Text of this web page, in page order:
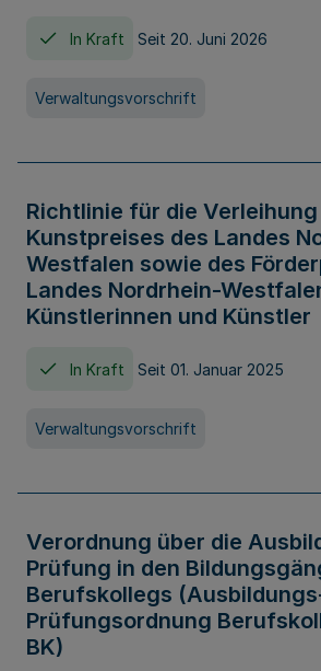
In Kraft Seit 20. Juni 2026
Verwaltungsvorschrift
Richtlinie für die Verleihung
Kunstpreises des Landes
Westfalen sowie des
Landes Nordrhein-
Künstlerinnen und Künstler
In Kraft Seit 01. Januar 2025
Verwaltungsvorschrift
Verordnung über die
Prüfung in den
Berufskollegs
Prüfungsordnung
BK)